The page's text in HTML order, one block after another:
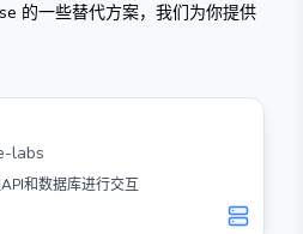
的一些替代方案，我们为你提供
labs
和数据库进行交互